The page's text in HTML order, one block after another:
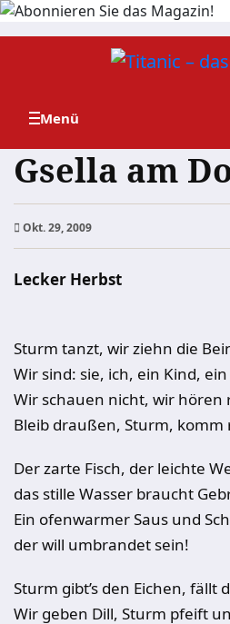
Zum
Gsella am
Okt. 29, 2009
Lecker Herbst
Sturm tanzt, wir ziehn die
Wir sind: sie, ich, ein Kind,
Wir schauen nicht, wir hören
Bleib draußen, Sturm, komm
Der zarte Fisch, der leichte
das stille Wasser braucht
Ein ofenwarmer Saus und
der will umbrandet sein!
Sturm gibt’s den Eichen, fällt
Wir geben Dill, Sturm pfeift